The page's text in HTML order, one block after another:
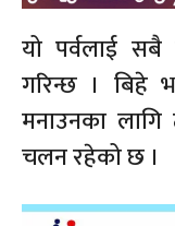
यो पर्वलाई
गरिन्छ । बिहे
मनाउनका
चलन रहेको छ ।